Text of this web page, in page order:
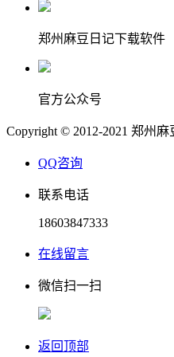
郑州麻豆日记下载软件
官方公众号
Copyright © 2012-2021 郑州
QQ咨询
联系电话
18603847333
在线留言
微信扫一扫
返回顶部